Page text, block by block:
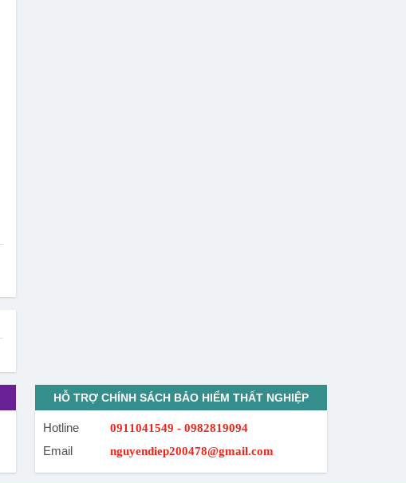
HỖ TRỢ CHÍNH SÁCH BẢO HIỂM THẤT NGHIỆP
Hotline 0911041549 - 0982819094
Email nguyendiep200478@gmail.com